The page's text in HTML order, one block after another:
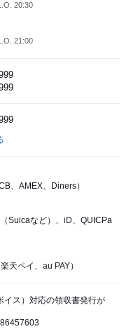
20:30
21:00
、AMEX、Diners）
（Suicaなど）、iD、QUICPa
天ペイ、au PAY）
イス）対応の領収書発行が